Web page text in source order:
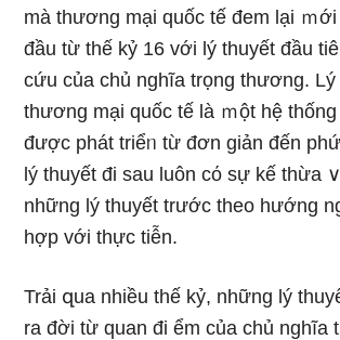
mà thương mại quốc tế đem Ɩại ｍ
đầu từ thế kỷ 16 với lý thuyết đầu
cứu của chủ nghĩa trọng thương. Lý
thương mại quốc tế là ｍột hệ
được phát triểᥒ từ đơn ɡiản đến
lý thuyết đi sau luôn cό sự kế thừa
những lý thuyết trước theo hướng
hợp với thực tiễn.
Trải զua nhiều thế kỷ, những lý
ra đời từ quan đi ểm của chủ nghĩa